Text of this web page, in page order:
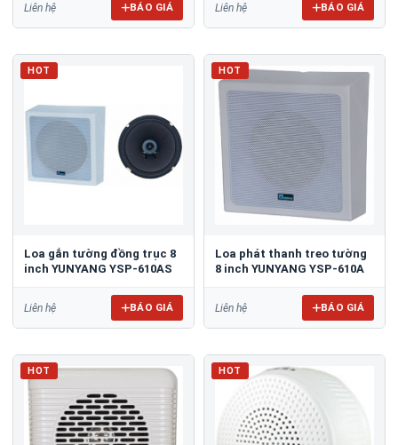
Liên hệ BÁO GIÁ Liên hệ BÁO GIÁ
HOT
Loa gắn tường đồng trục 8
inch YUNYANG YSP-610AS
Liên hệ BÁO GIÁ
HOT
Loa phát thanh treo tường
8 inch YUNYANG YSP-610A
Liên hệ BÁO GIÁ
HOT HOT